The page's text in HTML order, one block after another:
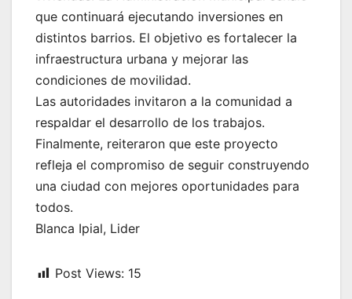
que continuará ejecutando inversiones en
distintos barrios. El objetivo es fortalecer la
infraestructura urbana y mejorar las
condiciones de movilidad.
Las autoridades invitaron a la comunidad a
respaldar el desarrollo de los trabajos.
Finalmente, reiteraron que este proyecto
refleja el compromiso de seguir construyendo
una ciudad con mejores oportunidades para
todos.
Blanca Ipial, Lider
Post Views: 15